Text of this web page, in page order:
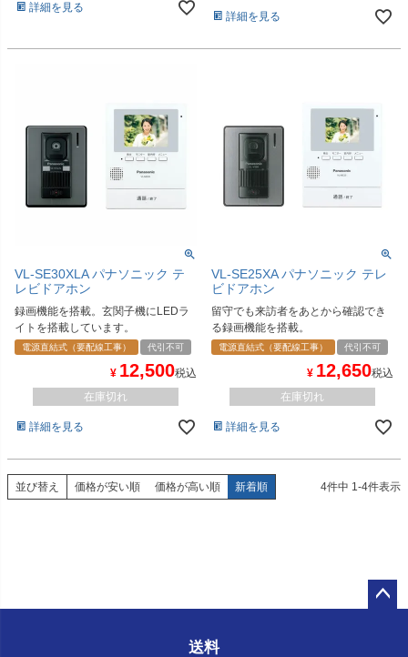
詳細を見る
詳細を見る
VL-SE30XLA パナソニック テ
レビドアホン
録画機能を搭載。玄関子機にLEDラ
イトを搭載しています。
電源直結式（要配線工事） 代引不可
¥ 12,500税込
在庫切れ
詳細を見る
VL-SE25XA パナソニック テレ
ビドアホン
留守でも来訪者をあとから確認でき
る録画機能を搭載。
電源直結式（要配線工事） 代引不可
¥ 12,650税込
在庫切れ
詳細を見る
並び替え 価格が安い順 価格が高い順 新着順 4件中 1-4件表示
送料